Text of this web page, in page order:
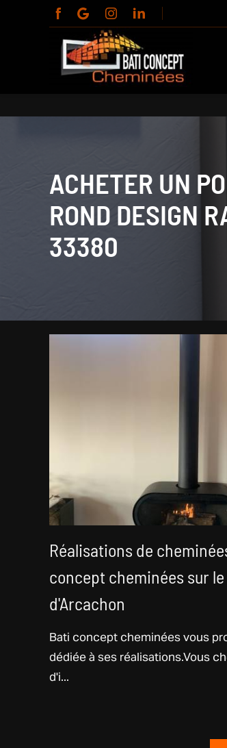
ACHETER UN
ROND DESIGN
33380
Réalisations de
concept cheminées sur le
d'Arcachon
Bati concept cheminées vous
dédiée à ses réalisations.Vous
d'i...
Panneau de gestion des cookies